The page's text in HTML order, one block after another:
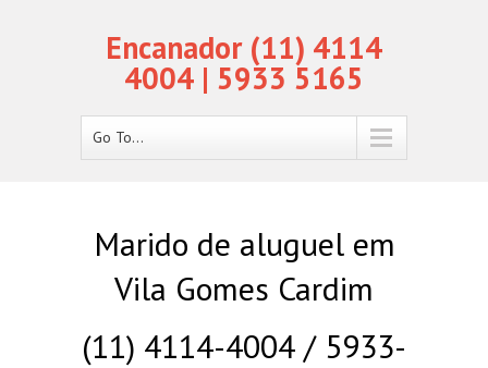
Encanador (11) 4114
4004 | 5933 5165
Go To...
Marido de aluguel em
Vila Gomes Cardim
(11) 4114-4004 / 5933-